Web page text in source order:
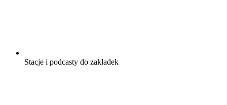
Stacje i podcasty do zakładek